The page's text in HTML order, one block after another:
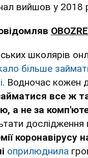
вийшов у 2018
школярів
більше
. Водночас кожен
все ж
а не за
коронавірусу
оприлюднила